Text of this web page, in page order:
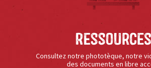
Ressources
Consultez notre phototèque, notre
des documents en libre